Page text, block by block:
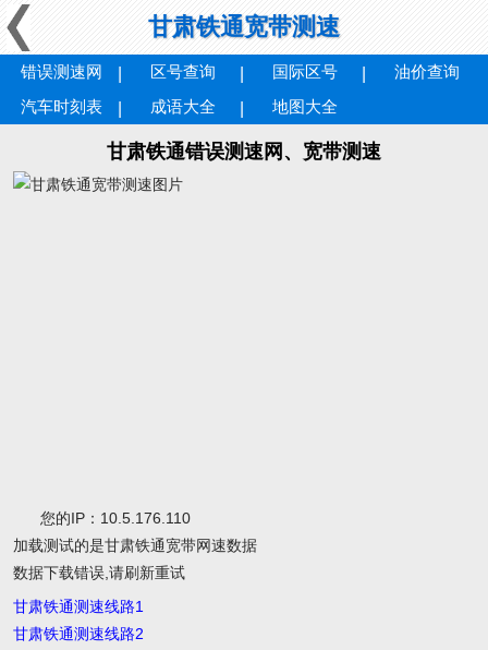
甘肃铁通宽带测速
错误测速网 区号查询 国际区号
油价查询
汽车时刻表
成语大全 地图大全
甘肃铁通错误测速网、宽带测速
您的IP：10.5.176.110
加载测试的是甘肃铁通宽带网速数据
数据下载错误,请刷新重试
甘肃铁通测速线路1
甘肃铁通测速线路2